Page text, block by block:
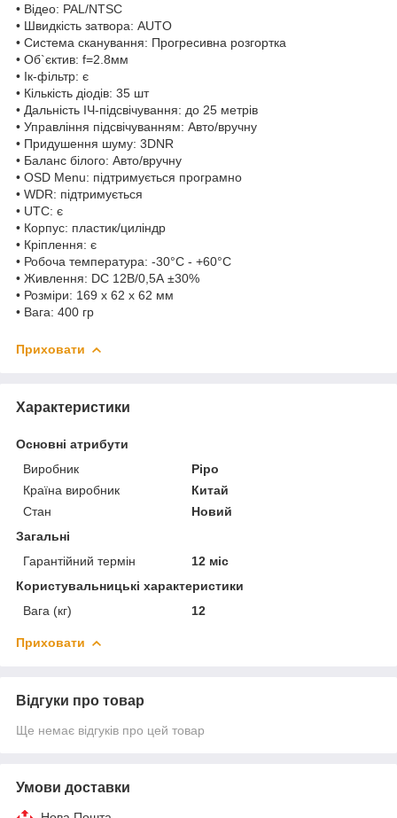
• Відео: PAL/NTSC
• Швидкість затвора: AUTO
• Система сканування: Прогресивна розгортка
• Об`єктив: f=2.8мм
• Ік-фільтр: є
• Кількість діодів: 35 шт
• Дальність ІЧ-підсвічування: до 25 метрів
• Управління підсвічуванням: Авто/вручну
• Придушення шуму: 3DNR
• Баланс білого: Авто/вручну
• OSD Menu: підтримується програмно
• WDR: підтримується
• UTC: є
• Корпус: пластик/циліндр
• Кріплення: є
• Робоча температура: -30°C - +60°C
• Живлення: DC 12В/0,5А ±30%
• Розміри: 169 х 62 x 62 мм
• Вага: 400 гр
Приховати
Характеристики
Основні атрибути
Виробник
Pipo
Країна виробник
Китай
Стан
Новий
Загальні
Гарантійний термін
12 міс
Користувальницькі характеристики
Вага (кг)
12
Приховати
Відгуки про товар
Ще немає відгуків про цей товар
Умови доставки